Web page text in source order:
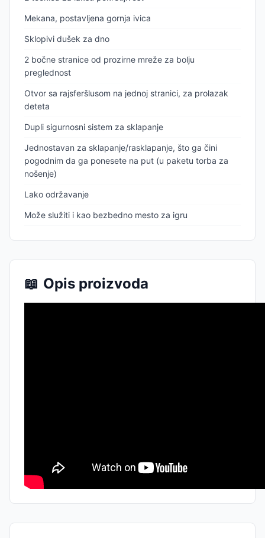
Mekana, postavljena gornja ivica
Sklopivi dušek za dno
2 bočne stranice od prozirne mreže za bolju
preglednost
Otvor sa rajsferšlusom na jednoj stranici, za prolazak
deteta
Dupli sigurnosni sistem za sklapanje
Jednostavan za sklapanje/rasklapanje, što ga čini
pogodnim da ga ponesete na put (u paketu torba za
nošenje)
Lako održavanje
Može služiti i kao bezbedno mesto za igru
📖 Opis proizvoda